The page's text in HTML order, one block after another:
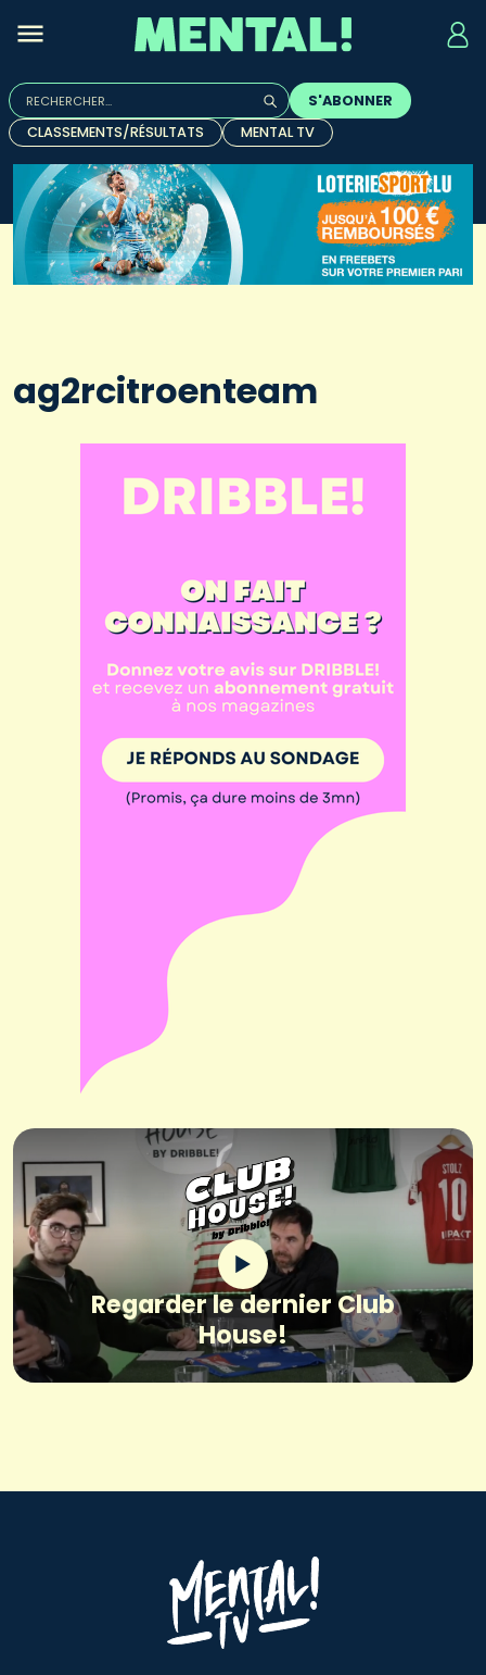
Rechercher :
Quand les résultats de l'auto-complétion sont
S'ABONNER
CLASSEMENTS/RÉSULTATS
MENTAL TV
ag2rcitroenteam
Regarder le dernier Club
House!